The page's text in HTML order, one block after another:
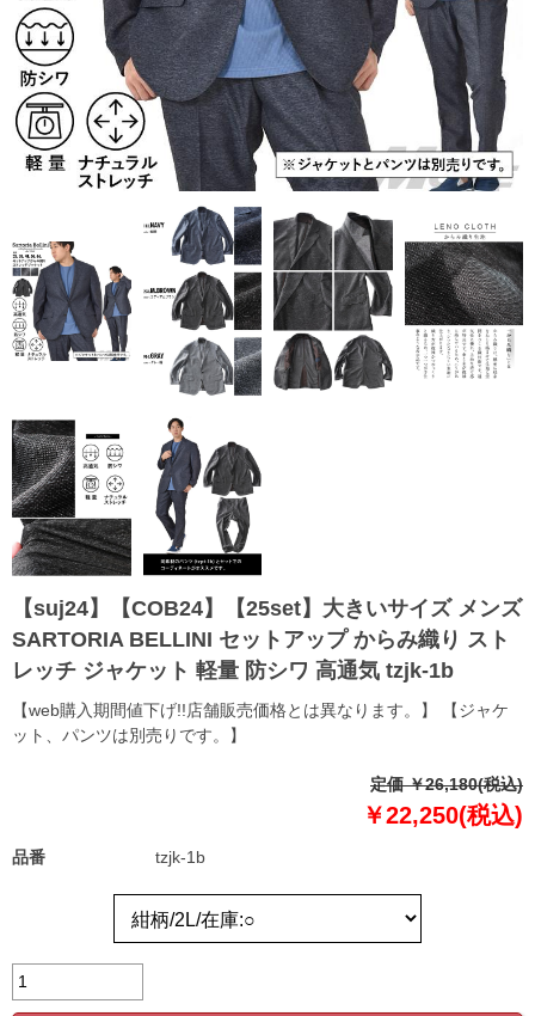
【suj24】【COB24】【25set】大きいサイズ メンズ
SARTORIA BELLINI セットアップ からみ織り スト
レッチ ジャケット 軽量 防シワ 高通気 tzjk-1b
【web購入期間値下げ!!店舗販売価格とは異なります。】 【ジャケ
ット、パンツは別売りです。】
定価 ￥26,180(税込)
￥22,250(税込)
品番 tzjk-1b